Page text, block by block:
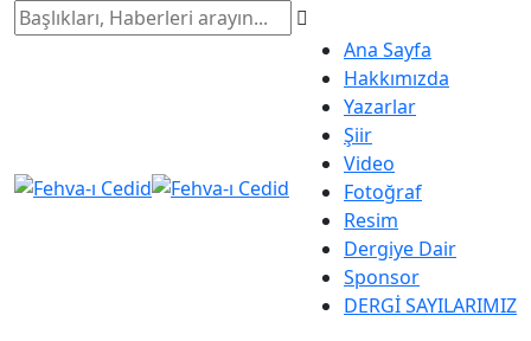
Ana Sayfa
Hakkımızda
Yazarlar
Şiir
Video
Fotoğraf
Resim
Dergiye Dair
Sponsor
DERGİ SAYILARIMIZ